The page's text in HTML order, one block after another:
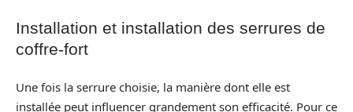
Installation et installation des serrures de
coffre-fort
Une fois la serrure choisie, la manière dont elle est
installée peut influencer grandement son efficacité. Pour ce